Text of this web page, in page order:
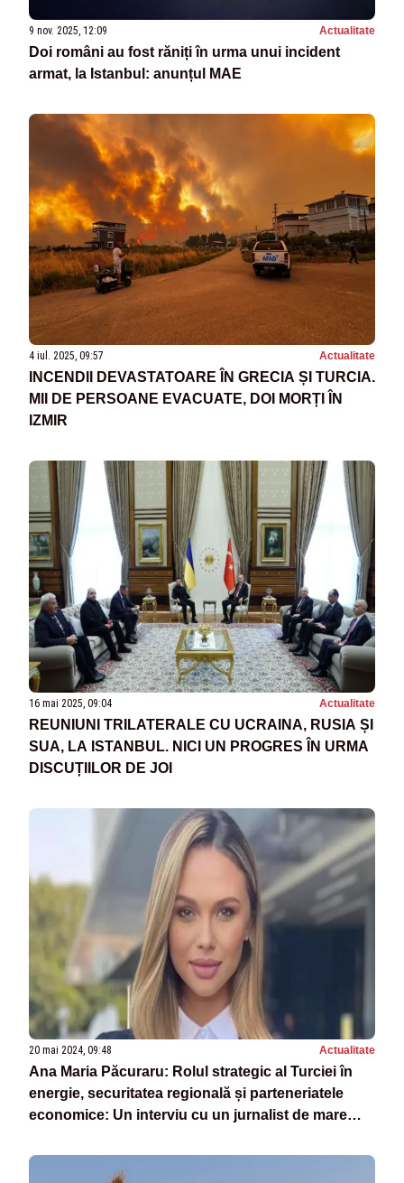
9 nov. 2025, 12:09 Actualitate
Doi români au fost răniți în urma unui incident
armat, la Istanbul: anunțul MAE
4 iul. 2025, 09:57 Actualitate
INCENDII DEVASTATOARE ÎN GRECIA ȘI TURCIA.
MII DE PERSOANE EVACUATE, DOI MORȚI ÎN
IZMIR
16 mai 2025, 09:04 Actualitate
REUNIUNI TRILATERALE CU UCRAINA, RUSIA ȘI
SUA, LA ISTANBUL. NICI UN PROGRES ÎN URMA
DISCUȚIILOR DE JOI
20 mai 2024, 09:48 Actualitate
Ana Maria Păcuraru: Rolul strategic al Turciei în
energie, securitatea regională și parteneriatele
economice: Un interviu cu un jurnalist de mare